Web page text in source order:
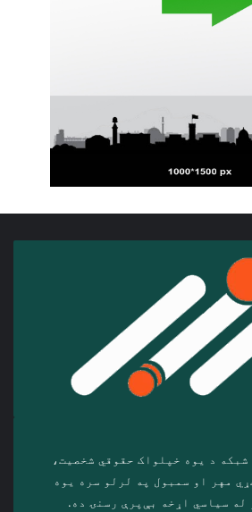
سفیر ټلوېزیوني شبکه د‎ یوه خپلواک حقوقي شخصیت،
اساس‌پاڼې، ځانګړي مهر او سمبول په لرلو سره ‎یوه